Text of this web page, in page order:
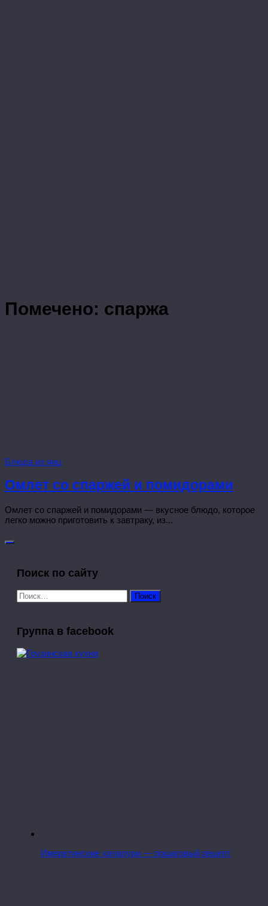
Помечено: спаржа
Блюда из яиц
Омлет со спаржей и помидорами
Омлет со спаржей и помидорами — вкусное блюдо, которое
легко можно приготовить к завтраку, из...
Поиск по сайту
Найти:
Группа в facebook
Имеретинские хачапури — пошаговый рецепт